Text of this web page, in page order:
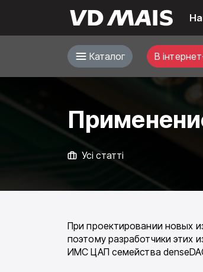
Каталог В
Усі статті
При проектировании новых
поэтому разработчики этих
ИМС ЦАП семейства